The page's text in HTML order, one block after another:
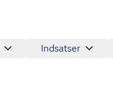
Indsatser